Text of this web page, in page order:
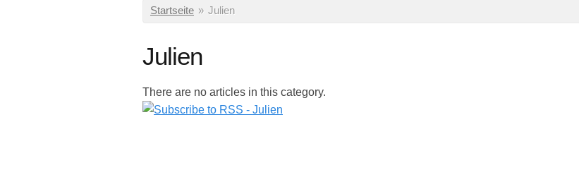
Sie sind hier
Startseite » Julien
Julien
There are no articles in this category.